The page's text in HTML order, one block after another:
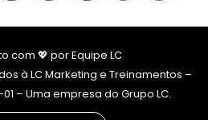
n
k
d
i
n
l
e
r
a
m
n
t
r
e
s
t
com 💖 por Equipe LC
à LC Marketing e Treinamentos –
01 – Uma empresa do Grupo LC.